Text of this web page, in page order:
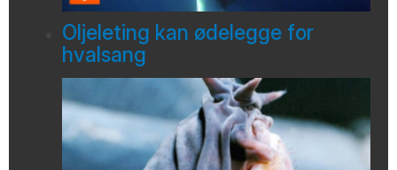
Oljeleting kan ødelegge for
hvalsang